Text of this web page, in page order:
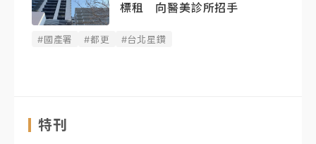
標租 向醫美診所招手
#國產署 #都更 #台北星鑽
特刊